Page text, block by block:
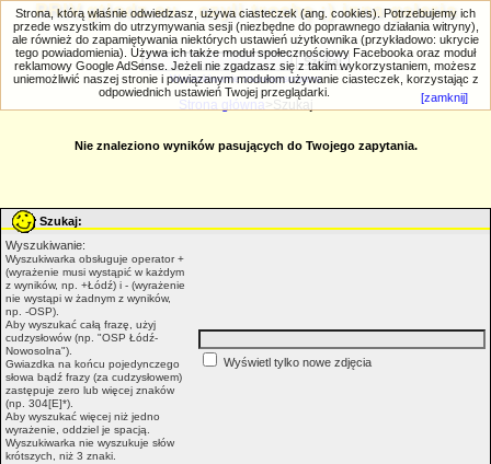
PRIV.gtlodz.eu - czyli trochę ;) inna galeria
Wyszukiwanie zaawansowane
Strona główna >Szukaj
Nie znaleziono wyników pasujących do Twojego zapytania.
Szukaj:
Wyszukiwanie:
Wyszukiwarka obsługuje operator +
(wyrażenie musi wystąpić w każdym
z wyników, np. +Łódź) i - (wyrażenie
nie wystąpi w żadnym z wyników,
np. -OSP).
Aby wyszukać całą frazę, użyj
cudzysłowów (np. "OSP Łódź-
Nowosolna").
Gwiazdka na końcu pojedynczego
słowa bądź frazy (za cudzysłowem)
zastępuje zero lub więcej znaków
(np. 304[E]*).
Aby wyszukać więcej niż jedno
wyrażenie, oddziel je spacją.
Wyszukiwarka nie wyszukuje słów
krótszych, niż 3 znaki.
Wyświetl tylko nowe zdjęcia
Strona, którą właśnie odwiedzasz, używa ciasteczek (ang. cookies). Potrzebujemy ich
przede wszystkim do utrzymywania sesji (niezbędne do poprawnego działania witryny),
ale również do zapamiętywania niektórych ustawień użytkownika (przykładowo: ukrycie
tego powiadomienia). Używa ich także moduł społecznościowy Facebooka oraz moduł
reklamowy Google AdSense. Jeżeli nie zgadzasz się z takim wykorzystaniem, możesz
uniemożliwić naszej stronie i powiązanym modułom używanie ciasteczek, korzystając z
odpowiednich ustawień Twojej przeglądarki.
[zamknij]